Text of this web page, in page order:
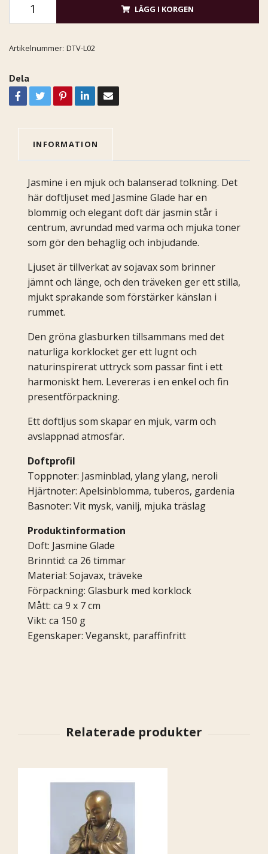
LÄGG I KORGEN
Artikelnummer: DTV-L02
Dela
INFORMATION
Jasmine i en mjuk och balanserad tolkning. Det
här doftljuset med Jasmine Glade har en
blommig och elegant doft där jasmin står i
centrum, avrundad med varma och mjuka toner
som gör den behaglig och inbjudande.
Ljuset är tillverkat av sojavax som brinner
jämnt och länge, och den träveken ger ett stilla,
mjukt sprakande som förstärker känslan i
rummet.
Den gröna glasburken tillsammans med det
naturliga korklocket ger ett lugnt och
naturinspirerat uttryck som passar fint i ett
harmoniskt hem. Levereras i en enkel och fin
presentförpackning.
Ett doftljus som skapar en mjuk, varm och
avslappnad atmosfär.
Doftprofil
Toppnoter: Jasminblad, ylang ylang, neroli
Hjärtnoter: Apelsinblomma, tuberos, gardenia
Basnoter: Vit mysk, vanilj, mjuka träslag
Produktinformation
Doft: Jasmine Glade
Brinntid: ca 26 timmar
Material: Sojavax, träveke
Förpackning: Glasburk med korklock
Mått: ca 9 x 7 cm
Vikt: ca 150 g
Egenskaper: Veganskt, paraffinfritt